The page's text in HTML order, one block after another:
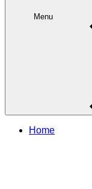
Menu
Home